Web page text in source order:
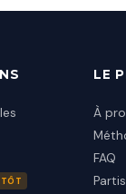
LE
À
FAQ
Partis